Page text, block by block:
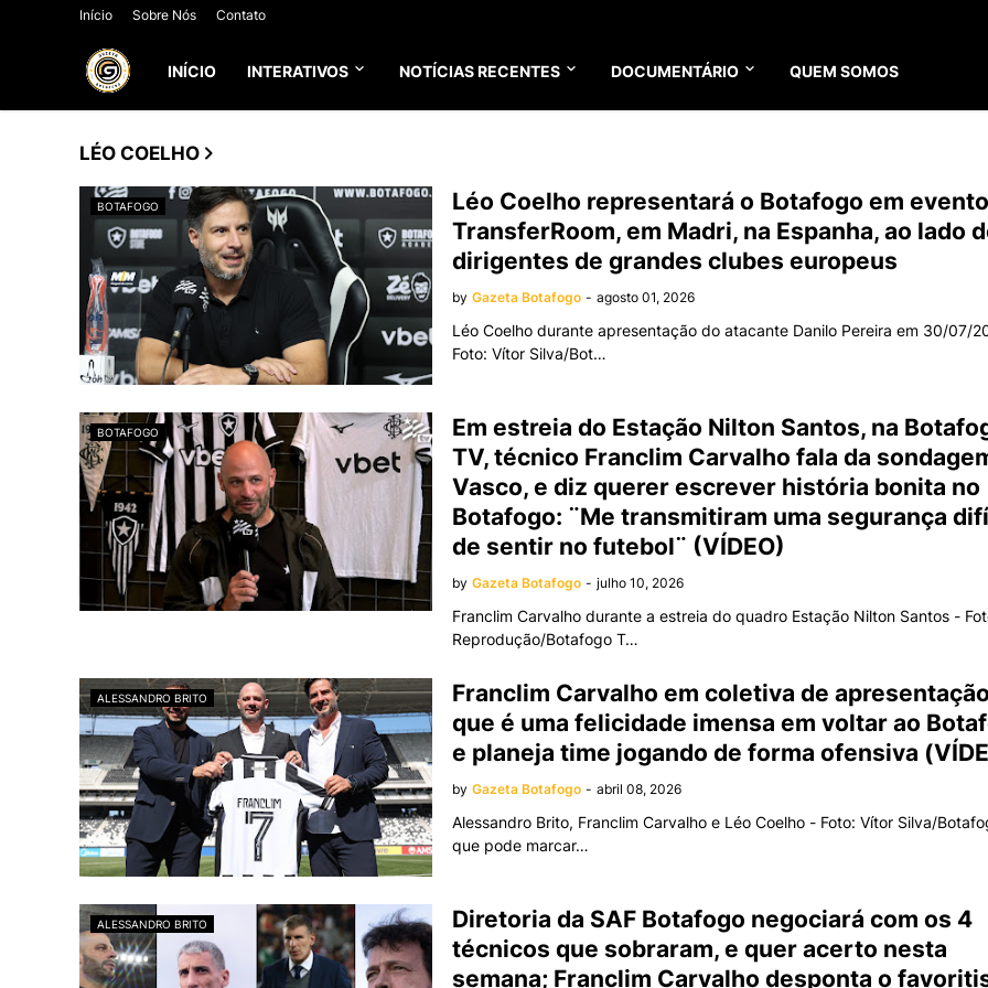
Início Sobre Nós Contato
INÍCIO INTERATIVOS NOTÍCIAS RECENTES DOCUMENTÁRIO QUEM SOMOS
LÉO COELHO
BOTAFOGO
Léo Coelho representará o Botafogo em
TransferRoom, em Madri, na Espanha, ao lado
dirigentes de grandes clubes europeus
by Gazeta Botafogo - agosto 01, 2026
Léo Coelho durante apresentação do atacante Danilo Pereira em 30/07/
Foto: Vítor Silva/Bot…
BOTAFOGO
Em estreia do Estação Nilton Santos, na
TV, técnico Franclim Carvalho fala da
Vasco, e diz querer escrever história bonita no
Botafogo: ¨Me transmitiram uma segurança
de sentir no futebol¨ (VÍDEO)
by Gazeta Botafogo - julho 10, 2026
Franclim Carvalho durante a estreia do quadro Estação Nilton Santos -
Reprodução/Botafogo T…
ALESSANDRO BRITO
Franclim Carvalho em coletiva de
que é uma felicidade imensa em voltar ao
e planeja time jogando de forma ofensiva
by Gazeta Botafogo - abril 08, 2026
Alessandro Brito, Franclim Carvalho e Léo Coelho - Foto: Vítor Silva/
que pode marcar…
ALESSANDRO BRITO
Diretoria da SAF Botafogo negociará com os 4
técnicos que sobraram, e quer acerto nesta
semana; Franclim Carvalho desponta o